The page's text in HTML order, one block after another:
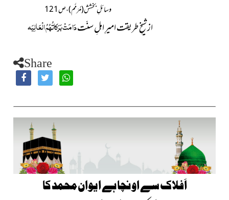
وسائلِ بخشش( مُرَمَّم) ، ص 121
از شیخِ طریقت امیرِ اہلِ سنّتدَامَتْ بَرَکاتُہُمُ الْعَالِیَہ
Share
اَفلاک سے اونچا ہے ایوان محمد کا